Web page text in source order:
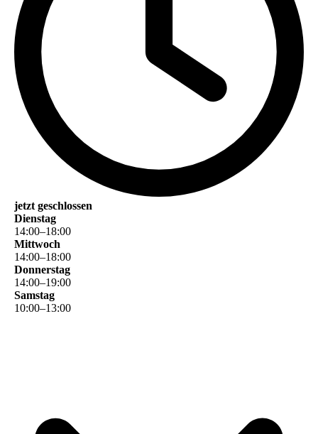
jetzt geschlossen
Dienstag
14:00–18:00
Mittwoch
14:00–18:00
Donnerstag
14:00–19:00
Samstag
10:00–13:00